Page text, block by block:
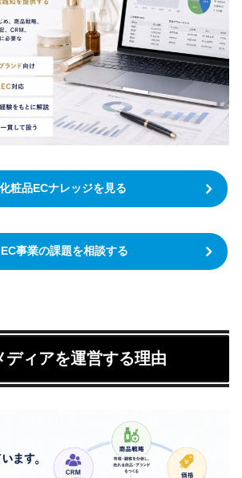
化粧品ECナレッジを見る
EC事業の課題を相談する
ディアを運営する理由